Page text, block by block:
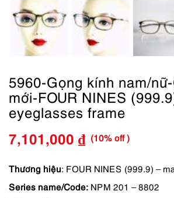
5960-Gọng kính nam/
mới-FOUR NINES
eyeglasses frame
Giá
gốc
là:
7,101,000 ₫
Giá
hiện
tại
(10% off )
Thương hiệu: FOUR NINES (999.9) –
Series name/Code: NPM 201 – 8802